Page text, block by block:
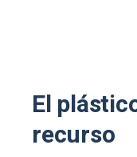
El
recurso